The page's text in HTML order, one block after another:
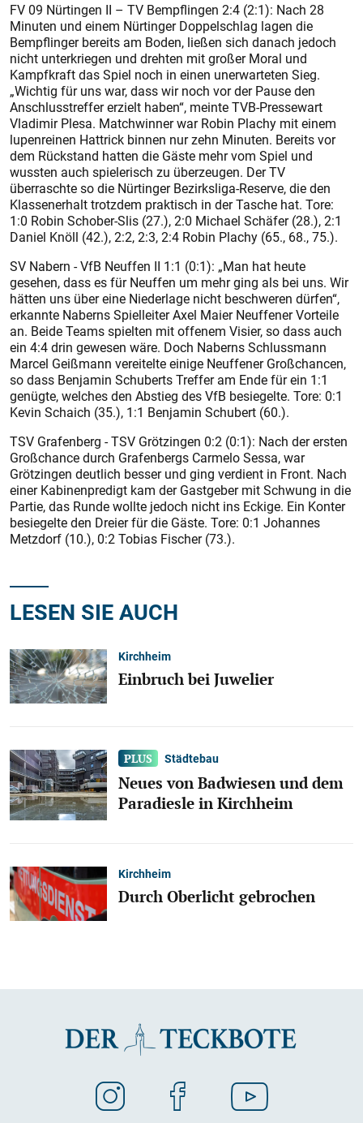
FV 09 Nürtingen II – TV Bempflingen 2:4 (2:1): Nach 28
Minuten und einem Nürtinger Doppelschlag lagen die
Bempflinger bereits am Boden, ließen sich danach jedoch
nicht unterkriegen und drehten mit großer Moral und
Kampfkraft das Spiel noch in einen unerwarteten Sieg.
„Wichtig für uns war, dass wir noch vor der Pause den
Anschlusstreffer erzielt haben“, meinte TVB-Pressewart
Vladimir Plesa. Matchwinner war Robin Plachy mit einem
lupenreinen Hattrick binnen nur zehn Minuten. Bereits vor
dem Rückstand hatten die Gäste mehr vom Spiel und
wussten auch spielerisch zu überzeugen. Der TV
überraschte so die Nürtinger Bezirksliga-Reserve, die den
Klassenerhalt trotzdem praktisch in der Tasche hat. Tore:
1:0 Robin Schober-Slis (27.), 2:0 Michael Schäfer (28.), 2:1
Daniel Knöll (42.), 2:2, 2:3, 2:4 Robin Plachy (65., 68., 75.).
SV Nabern - VfB Neuffen II 1:1 (0:1): „Man hat heute
gesehen, dass es für Neuffen um mehr ging als bei uns. Wir
hätten uns über eine Niederlage nicht beschweren dürfen“,
erkannte Naberns Spielleiter Axel Maier Neuffener Vorteile
an. Beide Teams spielten mit offenem Visier, so dass auch
ein 4:4 drin gewesen wäre. Doch Naberns Schlussmann
Marcel Geißmann vereitelte einige Neuffener Großchancen,
so dass Benjamin Schuberts Treffer am Ende für ein 1:1
genügte, welches den Abstieg des VfB besiegelte. Tore: 0:1
Kevin Schaich (35.), 1:1 Benjamin Schubert (60.).
TSV Grafenberg - TSV Grötzingen 0:2 (0:1): Nach der ersten
Großchance durch Grafenbergs Carmelo Sessa, war
Grötzingen deutlich besser und ging verdient in Front. Nach
einer Kabinenpredigt kam der Gastgeber mit Schwung in die
Partie, das Runde wollte jedoch nicht ins Eckige. Ein Konter
besiegelte den Dreier für die Gäste. Tore: 0:1 Johannes
Metzdorf (10.), 0:2 Tobias Fischer (73.).
LESEN SIE AUCH
Kirchheim
Einbruch bei Juwelier
Städtebau
Neues von Badwiesen und dem
Paradiesle in Kirchheim
Kirchheim
Durch Oberlicht gebrochen